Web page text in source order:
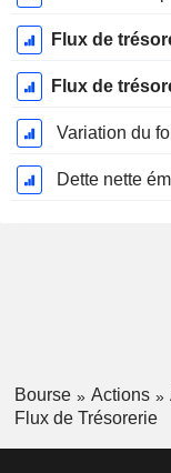
Variation du
Dette nette
Bourse Actions
Flux de Trésorerie